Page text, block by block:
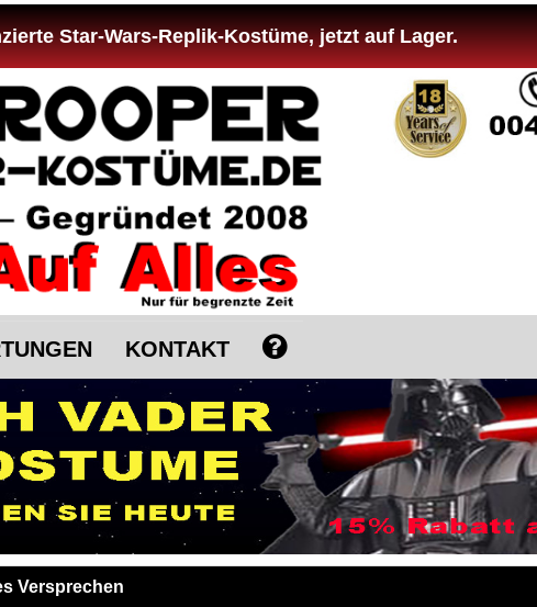
Star-Wars-Replik-Kostüme, jetzt auf Lager.
KONTAKT
Versprechen